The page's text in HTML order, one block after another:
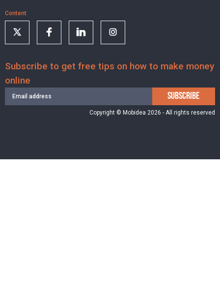
Content
Subscribe to get free tips on how to make money
online
SUBSCRIBE
Copyright © Mobidea 2026 - All rights reserved